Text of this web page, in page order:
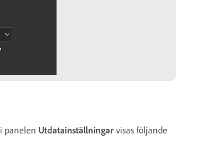
i panelen Utdatainställningar visas följande